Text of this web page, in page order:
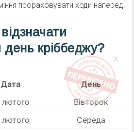
прораховувати ходи наперед.
кріббеджу?
Дата
День
лютого
Вівторок
лютого
Середа